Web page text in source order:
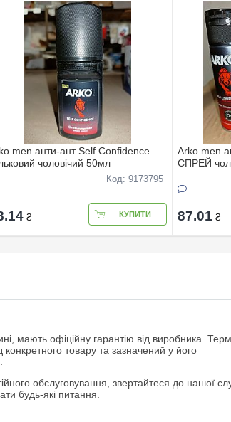
men анти-ант Self Confidence
чоловічий 50мл
Код: 9173795
₴ КУПИТИ
Arko men
СПРЕЙ
87.01 ₴
мають офіційну гарантію від виробника.
конкретного товару та зазначений у його
обслуговування, звертайтеся до нашої
будь-які питання.